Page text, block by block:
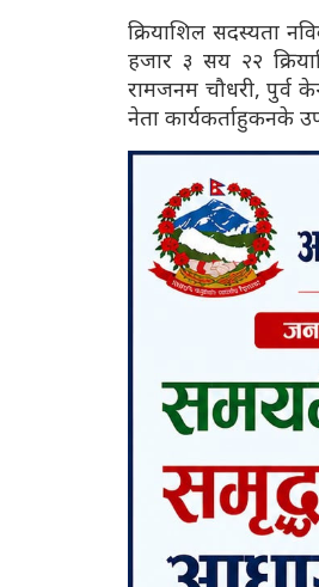
क्रियाशिल सदस्यता
हजार ३ सय २२
रामजनम चौधरी, पुर्व
नेता कार्यकर्ताहुकनके